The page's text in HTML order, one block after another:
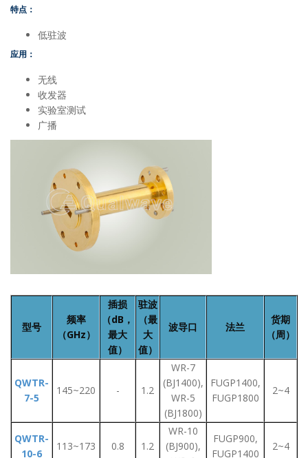
特点：
低驻波
应用：
无线
收发器
实验室测试
广播
型号
频率
（GHz）
插损
（dB，
最大
值）
驻波
（最
大
值）
波导口 法兰
货期
（周）
QWTR-
7-5
145~220 - 1.2
WR-7
(BJ1400),
WR-5
(BJ1800)
FUGP1400,
FUGP1800
2~4
QWTR-
10-6
113~173 0.8 1.2
WR-10
(BJ900),
FUGP900,
FUGP1400
2~4